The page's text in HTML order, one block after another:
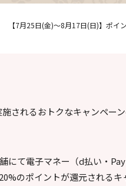
【7月25日(金)〜8月17日(日)】ポイ
されるおトクなキャンペー
にて電子マネー（d払い・
のポイントが還元されるキ